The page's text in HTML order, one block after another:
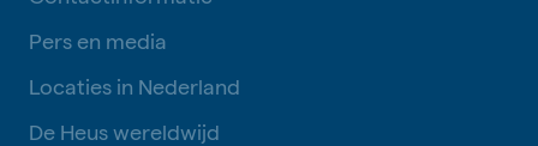
Pers en media
Locaties in Nederland
De Heus wereldwijd